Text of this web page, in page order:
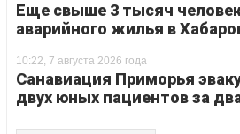
Еще свыше 3 тысяч
аварийного жилья в
10:22, 7 августа 2026 года
Санавиация Приморья
двух юных пациентов за